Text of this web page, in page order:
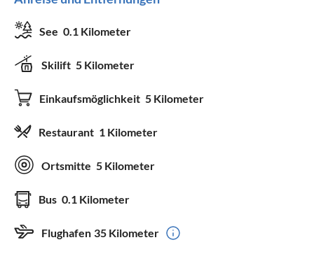
See 0.1 Kilometer
Skilift 5 Kilometer
Einkaufsmöglichkeit 5 Kilometer
Restaurant 1 Kilometer
Ortsmitte 5 Kilometer
Bus 0.1 Kilometer
Flughafen 35 Kilometer